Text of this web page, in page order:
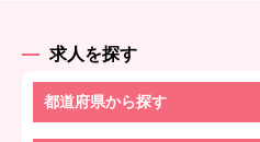
求人を探す
都道府県から探す